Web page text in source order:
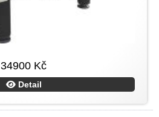
34900 Kč
Detail